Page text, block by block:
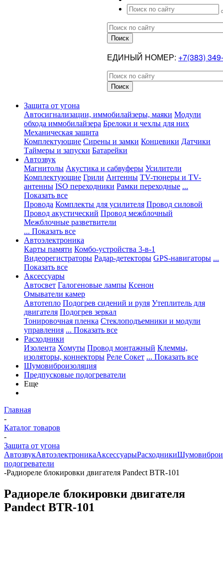
ЕДИНЫЙ НОМЕР: +7(383)
Защита от угона
Автосигнализации, иммобилайзеры, маяки Модули
обхода иммобилайзера Брелоки и чехлы для них
Механическая защита
Комплектующие Сирены и замки Концевики Датчики
Таймеры и запуски Батарейки
Автозвук
Магнитолы Акустика и сабвуферы Усилители
Комплектующие Грили Антенны TV-тюнеры и TV-
антенны ISO переходники Рамки переходные ...
Показать все
Провода Комплекты для усилителя Провод силовой
Провод акустический Провод межблочный
Межблочные разветвители
... Показать все
Автоэлектроника
Карты памяти Комбо-устройства 3-в-1
Видеорегистраторы Радар-детекторы GPS-навигаторы ...
Показать все
Аксессуары
Автосвет Галогеновые лампы Ксенон
Омыватели камер
Автотепло Подогрев сидений и руля Утеплитель для
двигателя Подогрев зеркал
Тонировочная пленка Стеклоподъемники и модули
управления ... Показать все
Расходники
Изолента Хомуты Провод монтажный Клеммы,
изоляторы, коннекторы Реле Сокет ... Показать все
Шумовиброизоляция
Предпусковые подогреватели
Еще
Главная
-
Каталог товаров
-
Защита от угона
АвтозвукАвтоэлектроникаАксессуарыРасходники
подогреватели
-Радиореле блокировки двигателя Pandect BTR-101
Радиореле блокировки двигателя
Pandect BTR-101